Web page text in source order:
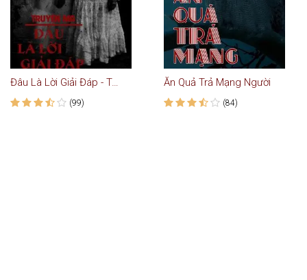
Đâu Là Lời Giải Đáp - Truyện Ma
(99)
Ăn Quả Trả Mạng Người
(84)